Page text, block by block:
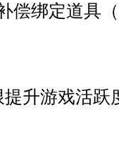
偿绑定道具
升游戏活跃